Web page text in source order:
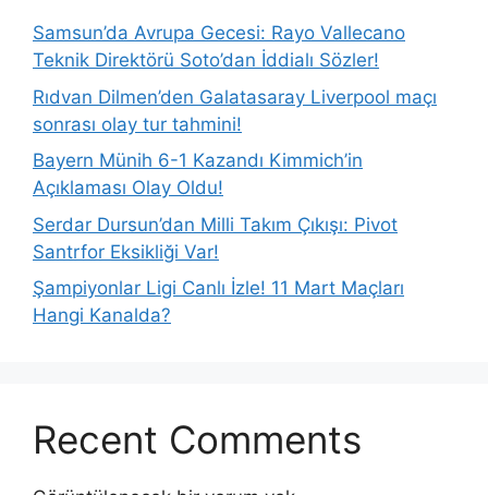
Samsun’da Avrupa Gecesi: Rayo Vallecano
Teknik Direktörü Soto’dan İddialı Sözler!
Rıdvan Dilmen’den Galatasaray Liverpool maçı
sonrası olay tur tahmini!
Bayern Münih 6-1 Kazandı Kimmich’in
Açıklaması Olay Oldu!
Serdar Dursun’dan Milli Takım Çıkışı: Pivot
Santrfor Eksikliği Var!
Şampiyonlar Ligi Canlı İzle! 11 Mart Maçları
Hangi Kanalda?
Recent Comments